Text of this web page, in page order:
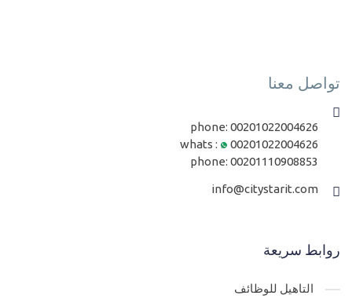
تواصل معنا
phone: 00201022004626
whats :
00201022004626
phone: 00201110908853
info@citystarit.com
روابط سريعة
التاهيل للوظائف